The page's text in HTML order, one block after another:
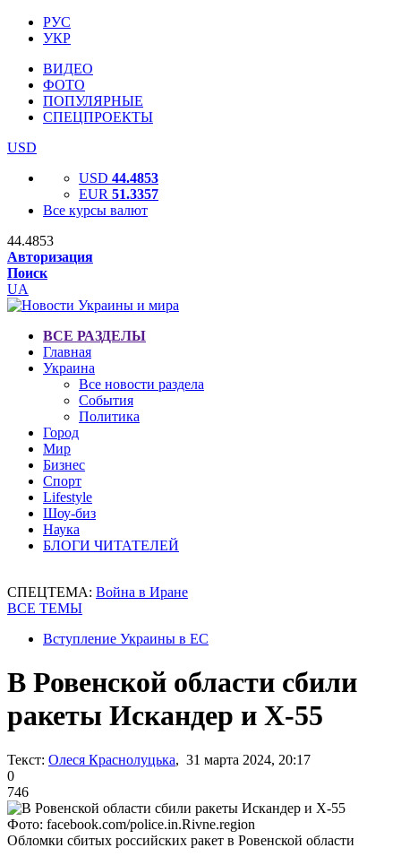
РУС
УКР
ВИДЕО
ФОТО
ПОПУЛЯРНЫЕ
СПЕЦПРОЕКТЫ
USD
USD 44.4853
EUR 51.3357
Все курсы валют
44.4853
Авторизация
Поиск
UA
ВСЕ РАЗДЕЛЫ
Главная
Украина
Все новости раздела
События
Политика
Город
Мир
Бизнес
Спорт
Lifestyle
Шоу-биз
Наука
БЛОГИ ЧИТАТЕЛЕЙ
СПЕЦТЕМА: Война в Иране
ВСЕ ТЕМЫ
Вступление Украины в ЕС
В Ровенской области сбили
ракеты Искандер и Х-55
Текст: Олеся Краснолуцька, 31 марта 2024, 20:17
0
746
Фото: facebook.com/police.in.Rivne.region
Обломки сбитых российских ракет в Ровенской области